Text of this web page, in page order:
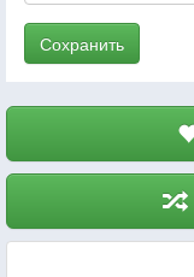
Сохранить